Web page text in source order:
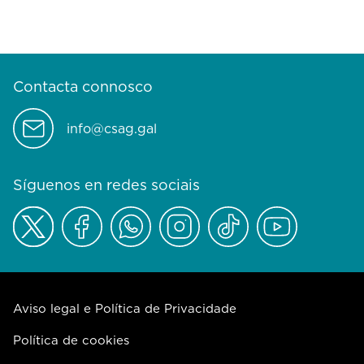
Contacta connosco
info@csag.gal
Síguenos en redes sociais
Aviso legal e Política de Privacidade
Política de cookies